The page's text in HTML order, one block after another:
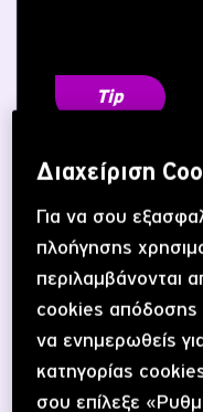
Tip
Διαχείριση
Για να σου
πλοήγησης
περιλαμβάνονται
cookies απόδοσης
να ενημερωθείς
κατηγορίας
σου επίλεξε